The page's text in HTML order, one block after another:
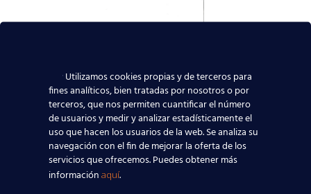
Utilizamos cookies propias y de terceros para
fines analíticos, bien tratadas por nosotros o por
terceros, que nos permiten cuantificar el número
de usuarios y medir y analizar estadísticamente el
uso que hacen los usuarios de la web. Se analiza su
navegación con el fin de mejorar la oferta de los
servicios que ofrecemos. Puedes obtener más
información aquí.